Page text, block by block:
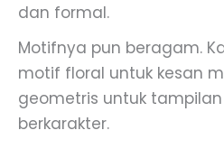
dan formal.
Motifnya pun beragam.
motif floral untuk kesan
geometris untuk
berkarakter.